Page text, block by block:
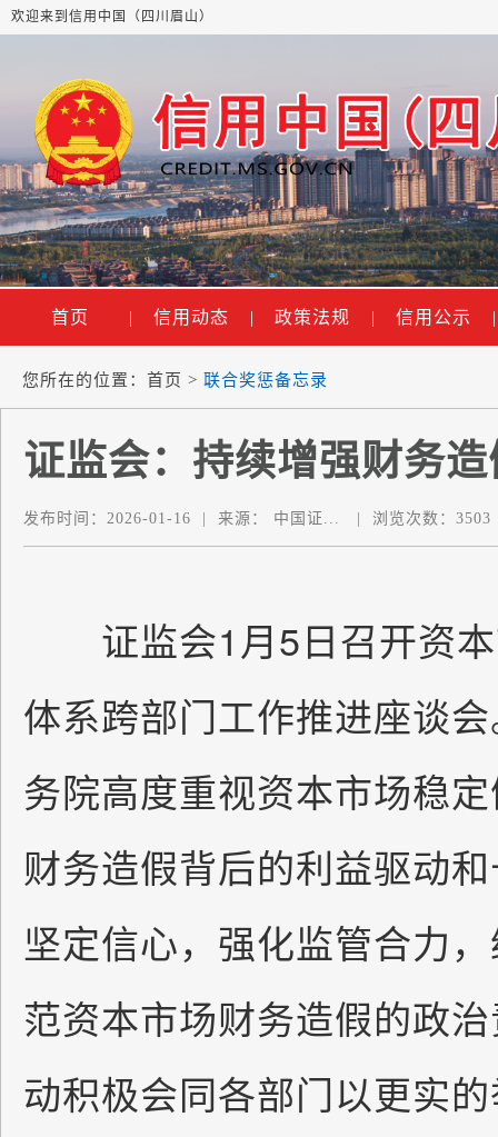
欢迎来到信用中国（四川眉山）
首页 | 信用动态 | 政策法规 | 信用公示 |
您所在的位置： 首页 > 联合奖惩备忘录
证监会：持续增强财务
发布时间： 2026-01-16 来源： 中国证... 浏览次数： 3503
证监会1月5日召开资本
体系跨部门工作推进座谈
务院高度重视资本市场稳
财务造假背后的利益驱动
坚定信心，强化监管合力
范资本市场财务造假的政
动积极会同各部门以更实